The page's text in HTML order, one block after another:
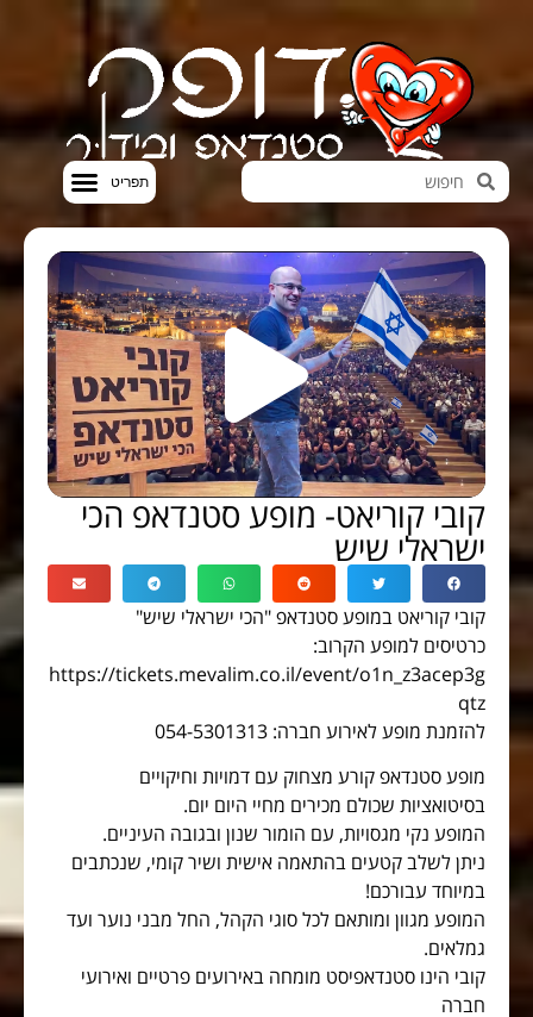
קובי קוריאט- מופע סטנדאפ הכי
ישראלי שיש
קובי קוריאט במופע סטנדאפ "הכי ישראלי שיש"
כרטיסים למופע הקרוב:
https://tickets.mevalim.co.il/event/o1n_z3acep3g
qtz
להזמנת מופע לאירוע חברה: 054-5301313
מופע סטנדאפ קורע מצחוק עם דמויות וחיקויים
בסיטואציות שכולם מכירים מחיי היום יום.
המופע נקי מגסויות, עם הומור שנון ובגובה העיניים.
ניתן לשלב קטעים בהתאמה אישית ושיר קומי, שנכתבים
במיוחד עבורכם!
המופע מגוון ומותאם לכל סוגי הקהל, החל מבני נוער ועד
גמלאים.
קובי הינו סטנדאפיסט מומחה באירועים פרטיים ואירועי
חברה